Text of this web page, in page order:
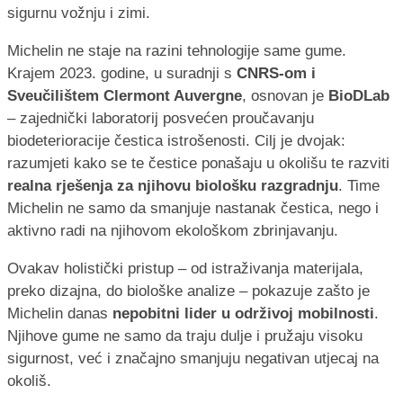
sigurnu vožnju i zimi.
Michelin ne staje na razini tehnologije same gume.
Krajem 2023. godine, u suradnji s CNRS-om i
Sveučilištem Clermont Auvergne, osnovan je BioDLab
– zajednički laboratorij posvećen proučavanju
biodeterioracije čestica istrošenosti. Cilj je dvojak:
razumjeti kako se te čestice ponašaju u okolišu te razviti
realna rješenja za njihovu biološku razgradnju. Time
Michelin ne samo da smanjuje nastanak čestica, nego i
aktivno radi na njihovom ekološkom zbrinjavanju.
Ovakav holistički pristup – od istraživanja materijala,
preko dizajna, do biološke analize – pokazuje zašto je
Michelin danas nepobitni lider u održivoj mobilnosti.
Njihove gume ne samo da traju dulje i pružaju visoku
sigurnost, već i značajno smanjuju negativan utjecaj na
okoliš.